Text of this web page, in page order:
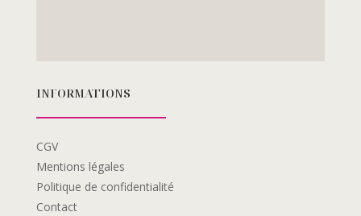
INFORMATIONS
CGV
Mentions légales
Politique de confidentialité
Contact